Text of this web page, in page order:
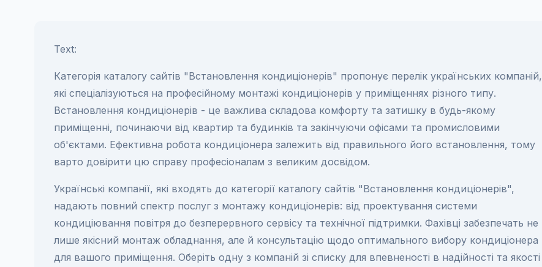
Text:
Категорія каталогу сайтів "Встановлення кондиціонерів" пропонує перелік українських компаній,
які спеціалізуються на професійному монтажі кондиціонерів у приміщеннях різного типу.
Встановлення кондиціонерів - це важлива складова комфорту та затишку в будь-якому
приміщенні, починаючи від квартир та будинків та закінчуючи офісами та промисловими
об'єктами. Ефективна робота кондиціонера залежить від правильного його встановлення, тому
варто довірити цю справу професіоналам з великим досвідом.
Українські компанії, які входять до категорії каталогу сайтів "Встановлення кондиціонерів",
надають повний спектр послуг з монтажу кондиціонерів: від проектування системи
кондиціювання повітря до безперервного сервісу та технічної підтримки. Фахівці забезпечать не
лише якісний монтаж обладнання, але й консультацію щодо оптимального вибору кондиціонера
для вашого приміщення. Оберіть одну з компаній зі списку для впевненості в надійності та якості